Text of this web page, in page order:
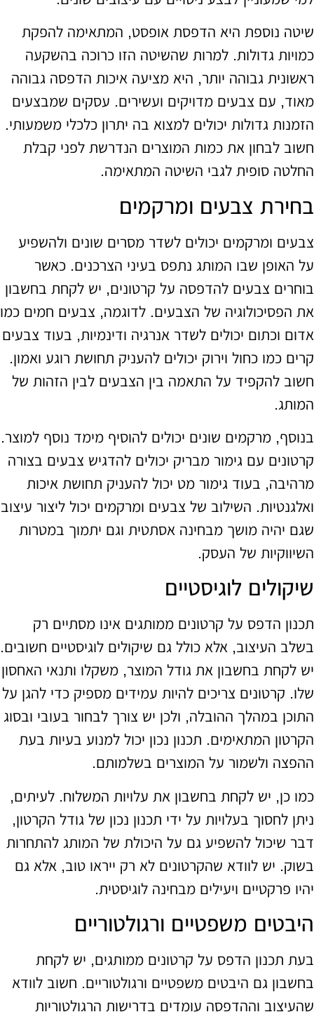
שיטה נוספת היא הדפסת אופסט, המתאימה להפקת
כמויות גדולות. למרות שהשיטה הזו כרוכה בהשקעה
ראשונית גבוהה יותר, היא מציעה איכות הדפסה גבוהה
מאוד, עם צבעים מדויקים ועשירים. עסקים שמבצעים
הזמנות גדולות יכולים למצוא בה יתרון כלכלי משמעותי.
חשוב לבחון את כמות המוצרים הנדרשת לפני קבלת
החלטה סופית לגבי השיטה המתאימה.
בחירת צבעים ומרקמים
צבעים ומרקמים יכולים לשדר מסרים שונים ולהשפיע
על האופן שבו המותג נתפס בעיני הצרכנים. כאשר
בוחרים צבעים להדפסה על קרטונים, יש לקחת בחשבון
את הפסיכולוגיה של הצבעים. לדוגמה, צבעים חמים כמו
אדום וכתום יכולים לשדר אנרגיה ודינמיות, בעוד צבעים
קרים כמו כחול וירוק יכולים להעניק תחושת רוגע ואמון.
חשוב להקפיד על התאמה בין הצבעים לבין הזהות של
המותג.
בנוסף, מרקמים שונים יכולים להוסיף מימד נוסף למוצר.
קרטונים עם גימור מבריק יכולים להדגיש צבעים בצורה
מרהיבה, בעוד גימור מט יכול להעניק תחושת איכות
ואלגנטיות. השילוב של צבעים ומרקמים יכול ליצור עיצוב
שגם יהיה מושך מבחינה אסתטית וגם יתמוך במטרות
השיווקיות של העסק.
שיקולים לוגיסטיים
תכנון הדפס על קרטונים ממותגים אינו מסתיים רק
בשלב העיצוב, אלא כולל גם שיקולים לוגיסטיים חשובים.
יש לקחת בחשבון את גודל המוצר, משקלו ותנאי האחסון
שלו. קרטונים צריכים להיות עמידים מספיק כדי להגן על
התוכן במהלך ההובלה, ולכן יש צורך לבחור בעובי ובסוג
הקרטון המתאימים. תכנון נכון יכול למנוע בעיות בעת
ההפצה ולשמור על המוצרים בשלמותם.
כמו כן, יש לקחת בחשבון את עלויות המשלוח. לעיתים,
ניתן לחסוך בעלויות על ידי תכנון נכון של גודל הקרטון,
דבר שיכול להשפיע גם על היכולת של המותג להתחרות
בשוק. יש לוודא שהקרטונים לא רק ייראו טוב, אלא גם
יהיו פרקטיים ויעילים מבחינה לוגיסטית.
היבטים משפטיים ורגולטוריים
בעת תכנון הדפס על קרטונים ממותגים, יש לקחת
בחשבון גם היבטים משפטיים ורגולטוריים. חשוב לוודא
שהעיצוב וההדפסה עומדים בדרישות הרגולטוריות